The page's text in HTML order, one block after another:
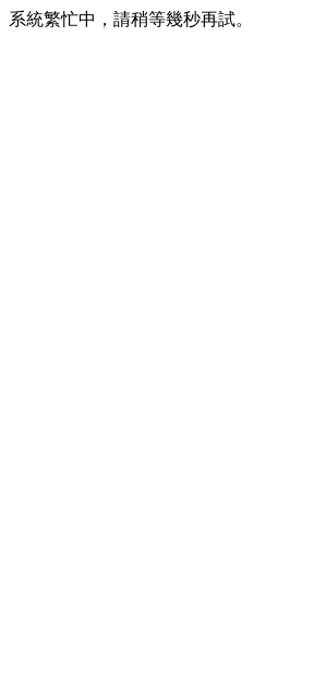
系統繁忙中，請稍等幾秒再試。